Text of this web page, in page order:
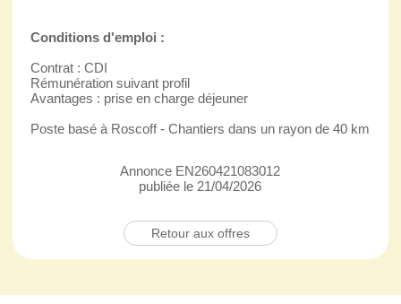
Conditions d'emploi :
Contrat : CDI
Rémunération suivant profil
Avantages : prise en charge déjeuner
Poste basé à Roscoff - Chantiers dans un rayon de 40 km
Annonce EN260421083012
publiée le 21/04/2026
Retour aux offres